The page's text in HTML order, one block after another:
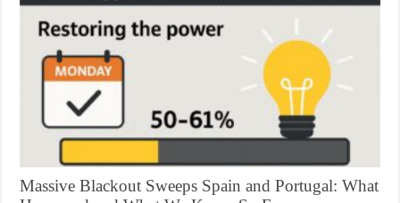
Massive Blackout Sweeps Spain and Portugal: What